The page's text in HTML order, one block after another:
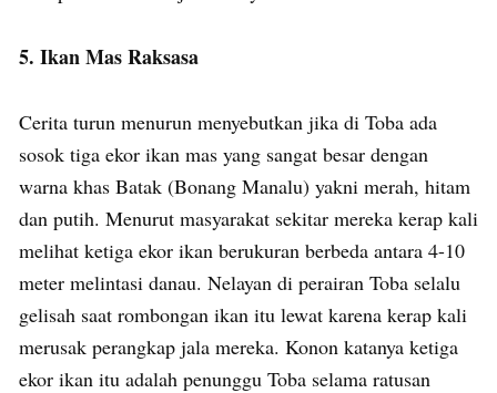
5. Ikan Mas Raksasa
Cerita turun menurun menyebutkan jika di Toba ada
sosok tiga ekor ikan mas yang sangat besar dengan
warna khas Batak (Bonang Manalu) yakni merah, hitam
dan putih. Menurut masyarakat sekitar mereka kerap kali
melihat ketiga ekor ikan berukuran berbeda antara 4-10
meter melintasi danau. Nelayan di perairan Toba selalu
gelisah saat rombongan ikan itu lewat karena kerap kali
merusak perangkap jala mereka. Konon katanya ketiga
ekor ikan itu adalah penunggu Toba selama ratusan